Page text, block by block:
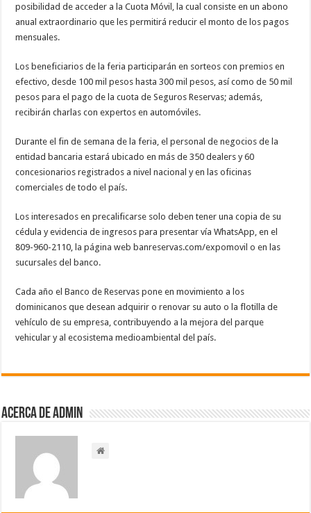
posibilidad de acceder a la Cuota Móvil, la cual consiste en un abono
anual extraordinario que les permitirá reducir el monto de los pagos
mensuales.
Los beneficiarios de la feria participarán en sorteos con premios en
efectivo, desde 100 mil pesos hasta 300 mil pesos, así como de 50 mil
pesos para el pago de la cuota de Seguros Reservas; además,
recibirán charlas con expertos en automóviles.
Durante el fin de semana de la feria, el personal de negocios de la
entidad bancaria estará ubicado en más de 350 dealers y 60
concesionarios registrados a nivel nacional y en las oficinas
comerciales de todo el país.
Los interesados en precalificarse solo deben tener una copia de su
cédula y evidencia de ingresos para presentar vía WhatsApp, en el
809-960-2110, la página web banreservas.com/expomovil o en las
sucursales del banco.
Cada año el Banco de Reservas pone en movimiento a los
dominicanos que desean adquirir o renovar su auto o la flotilla de
vehículo de su empresa, contribuyendo a la mejora del parque
vehicular y al ecosistema medioambiental del país.
Acerca de admin